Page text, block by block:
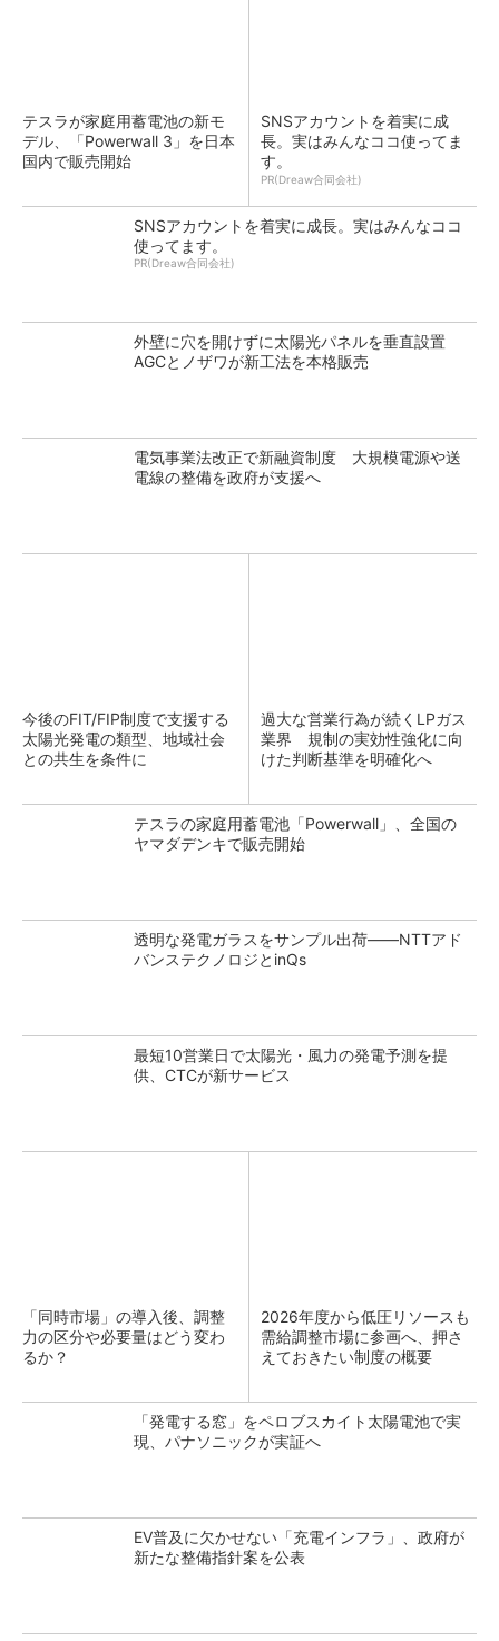
テスラが家庭用蓄電池の新モ
デル、「Powerwall 3」を日本
国内で販売開始
SNSアカウントを着実に成
長。実はみんなココ使ってま
す。
PR(Dreaw合同会社)
SNSアカウントを着実に成長。実はみんなココ
使ってます。
PR(Dreaw合同会社)
外壁に穴を開けずに太陽光パネルを垂直設置
AGCとノザワが新工法を本格販売
電気事業法改正で新融資制度 大規模電源や送
電線の整備を政府が支援へ
今後のFIT/FIP制度で支援する
太陽光発電の類型、地域社会
との共生を条件に
過大な営業行為が続くLPガス
業界 規制の実効性強化に向
けた判断基準を明確化へ
テスラの家庭用蓄電池「Powerwall」、全国の
ヤマダデンキで販売開始
透明な発電ガラスをサンプル出荷――NTTアド
バンステクノロジとinQs
最短10営業日で太陽光・風力の発電予測を提
供、CTCが新サービス
「同時市場」の導入後、調整
力の区分や必要量はどう変わ
るか？
2026年度から低圧リソースも
需給調整市場に参画へ、押さ
えておきたい制度の概要
「発電する窓」をペロブスカイト太陽電池で実
現、パナソニックが実証へ
EV普及に欠かせない「充電インフラ」、政府が
新たな整備指針案を公表